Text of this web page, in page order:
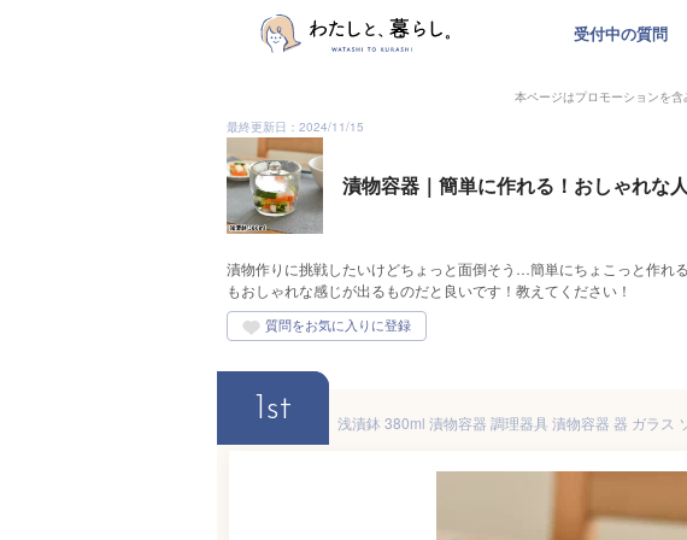
受付中の質問
本ページはプロモーションを含
最終更新日：2024/11/15
漬物容器｜簡単に作れる！おしゃれな
漬物作りに挑戦したいけどちょっと面倒そう…簡単にちょこっと作れ
もおしゃれな感じが出るものだと良いです！教えてください！
1st